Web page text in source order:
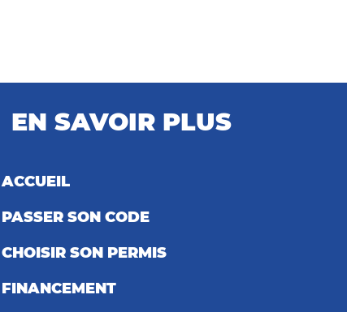
EN SAVOIR PLUS
ACCUEIL
PASSER SON CODE
CHOISIR SON PERMIS
FINANCEMENT